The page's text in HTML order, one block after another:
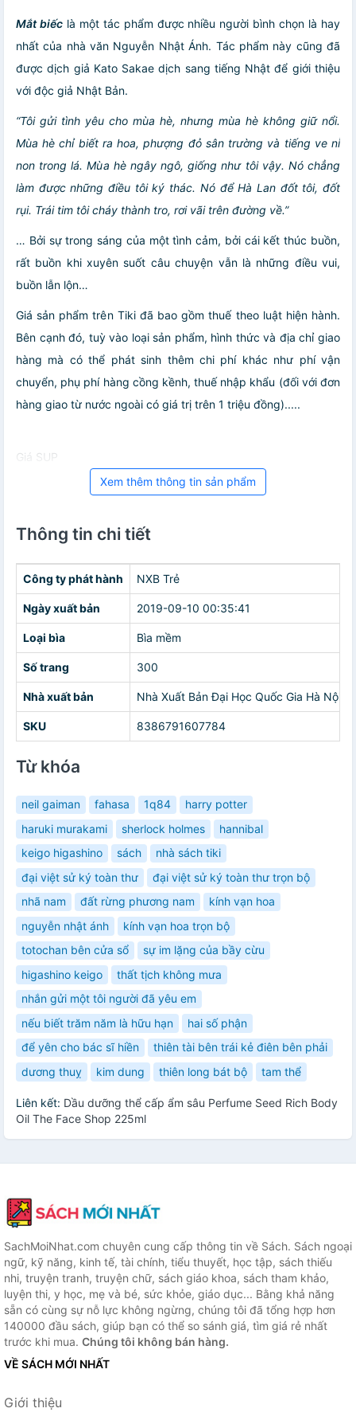
Mắt biếclà một tác phẩm được nhiều người bình chọn là hay
nhất của nhà văn Nguyễn Nhật Ánh. Tác phẩm này cũng đã
được dịch giả Kato Sakae dịch sang tiếng Nhật để giới thiệu
với độc giả Nhật Bản.
“Tôi gửi tình yêu cho mùa hè, nhưng mùa hè không giữ nổi.
Mùa hè chỉ biết ra hoa, phượng đỏ sân trường và tiếng ve nỉ
non trong lá. Mùa hè ngây ngô, giống như tôi vậy. Nó chẳng
làm được những điều tôi ký thác. Nó để Hà Lan đốt tôi, đốt
rụi. Trái tim tôi cháy thành tro, rơi vãi trên đường về.”
… Bởi sự trong sáng của một tình cảm, bởi cái kết thúc buồn,
rất buồn khi xuyên suốt câu chuyện vẫn là những điều vui,
buồn lẫn lộn…
Giá sản phẩm trên Tiki đã bao gồm thuế theo luật hiện hành.
Bên cạnh đó, tuỳ vào loại sản phẩm, hình thức và địa chỉ giao
hàng mà có thể phát sinh thêm chi phí khác như phí vận
chuyển, phụ phí hàng cồng kềnh, thuế nhập khẩu (đối với đơn
hàng giao từ nước ngoài có giá trị trên 1 triệu đồng).....
Giá SUP
Xem thêm thông tin sản phẩm
Thông tin chi tiết
Công ty phát hành NXB Trẻ
Ngày xuất bản 2019-09-10 00:35:41
Loại bìa Bìa mềm
Số trang 300
Nhà xuất bản Nhà Xuất Bản Đại Học Quốc Gia Hà Nội
SKU 8386791607784
Từ khóa
neil gaiman fahasa 1q84
harry potter
haruki murakami
sherlock holmes
hannibal
keigo higashino
sách
nhà sách tiki
đại việt sử ký toàn thư
đại việt sử ký toàn thư trọn bộ
nhã nam
đất rừng phương nam
kính vạn hoa
nguyễn nhật ánh
kính vạn hoa trọn bộ
totochan bên cửa sổ
sự im lặng của bầy cừu
higashino keigo
thất tịch không mưa
nhắn gửi một tôi người đã yêu em
nếu biết trăm năm là hữu hạn
hai số phận
để yên cho bác sĩ hiền
thiên tài bên trái kẻ điên bên phải
dương thuỵ
kim dung thiên long bát bộ tam thể
Liên kết: Dầu dưỡng thể cấp ẩm sâu Perfume Seed Rich Body
Oil The Face Shop 225ml
SachMoiNhat.com chuyên cung cấp thông tin về Sách. Sách ngoại
ngữ, kỹ năng, kinh tế, tài chính, tiểu thuyết, học tập, sách thiếu
nhi, truyện tranh, truyện chữ, sách giáo khoa, sách tham khảo,
luyện thi, y học, mẹ và bé, sức khỏe, giáo dục... Bằng khả năng
sẵn có cùng sự nỗ lực không ngừng, chúng tôi đã tổng hợp hơn
140000 đầu sách, giúp bạn có thể so sánh giá, tìm giá rẻ nhất
trước khi mua. Chúng tôi không bán hàng.
VỀ SÁCH MỚI NHẤT
Giới thiệu